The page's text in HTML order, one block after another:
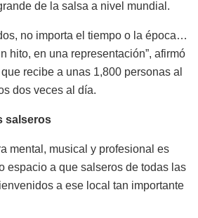
de la salsa a nivel mundial.
no importa el tiempo o la época…
hito, en una representación”, afirmó
recibe a unas 1,800 personas al
dos veces al día.
salseros
mental, musical y profesional es
espacio a que salseros de todas las
a ese local tan importante